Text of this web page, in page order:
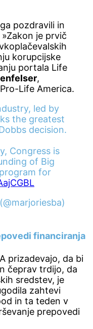
pozdravili in
je prvič
korupcijske
portala Life
,
Life America.
led by
the greatest
decision.
Congress is
of Big
for
financiranja
prizadevajo, da bi
čeprav trdijo, da
sredstev, je
zahtevi
in ta teden v
prepovedi